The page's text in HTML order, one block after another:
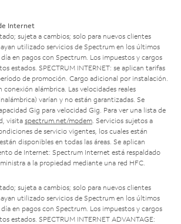
Internet
sujeta a cambios; solo para nuevos clientes
utilizado servicios de Spectrum en los últimos
en pagos con Spectrum. Los impuestos y cargos
estados. SPECTRUM INTERNET: se aplican tarifas
de promoción. Cargo adicional por instalación.
conexión alámbrica. Las velocidades reales
varían y no están garantizadas. Se
Gig para velocidad Gig. Para ver una lista de
visita spectrum.net/modem . Servicios sujetos a
de servicio vigentes, los cuales están
disponibles en todas las áreas. Se aplican
de Internet: Spectrum Internet está respaldado
a la propiedad mediante una red HFC.
sujeta a cambios; solo para nuevos clientes
utilizado servicios de Spectrum en los últimos
en pagos con Spectrum. Los impuestos y cargos
estados. SPECTRUM INTERNET ADVANTAGE: